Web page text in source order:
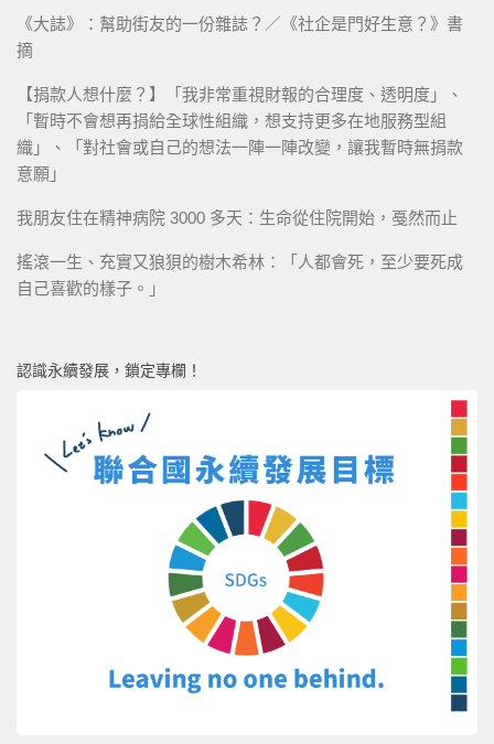
《大誌》：幫助街友的一份雜誌？／《社企是門好生意？》書
摘
【捐款人想什麼？】「我非常重視財報的合理度、透明度」、
「暫時不會想再捐給全球性組織，想支持更多在地服務型組
織」、「對社會或自己的想法一陣一陣改變，讓我暫時無捐款
意願」
我朋友住在精神病院 3000 多天：生命從住院開始，戞然而止
搖滾一生、充實又狼狽的樹木希林：「人都會死，至少要死成
自己喜歡的樣子。」
認識永續發展，鎖定專欄！